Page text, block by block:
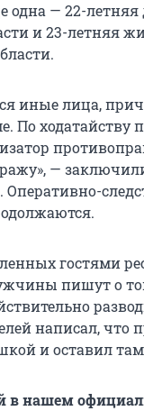
одна — 22-летняя
и 23-летняя
иные лица,
По ходатайству
—
гостями
пишут о
написал, что
и оставил
в нашем